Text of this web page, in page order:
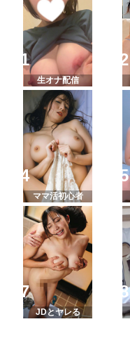
生オナ配信
ママ活初心者
JDとヤレる